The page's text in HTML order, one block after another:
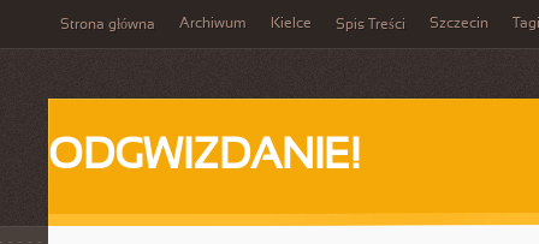
Strona główna Archiwum Kielce Spis Treści Szczecin Tagi
ODGWIZDANIE!